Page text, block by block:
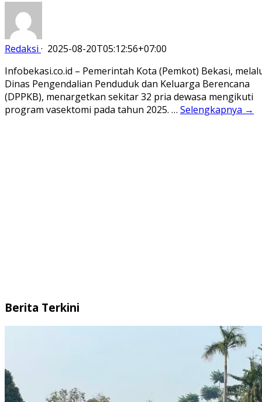
Redaksi · 2025-08-20T05:12:56+07:00
Infobekasi.co.id – Pemerintah Kota (Pemkot) Bekasi,
Dinas Pengendalian Penduduk dan Keluarga Berencana
(DPPKB), menargetkan sekitar 32 pria dewasa mengikuti
program vasektomi pada tahun 2025. … Selengkapnya →
Berita Terkini